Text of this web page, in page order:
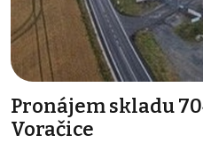
Pronájem skladu
Voračice